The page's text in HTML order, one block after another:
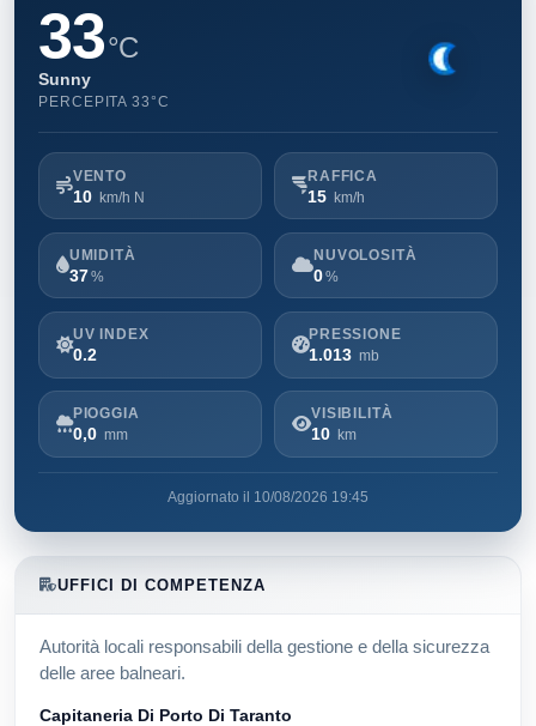
33°C
Sunny
PERCEPITA 33°C
VENTO
10 km/h N
RAFFICA
15 km/h
UMIDITÀ
37 %
NUVOLOSITÀ
0%
UV INDEX
0.2
PRESSIONE
1.013 mb
PIOGGIA
0,0 mm
VISIBILITÀ
10 km
Aggiornato il 10/08/2026 19:45
UFFICI DI COMPETENZA
Autorità locali responsabili della gestione e della sicurezza
delle aree balneari.
Capitaneria Di Porto Di Taranto